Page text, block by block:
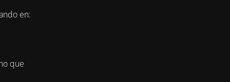
en:
que